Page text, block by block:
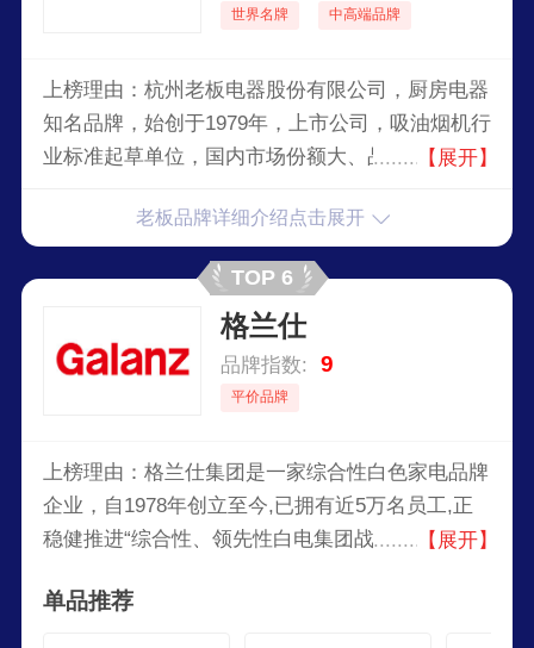
世界名牌 中高端品牌
上榜理由：杭州老板电器股份有限公司，厨房电器
知名品牌，始创于1979年，上市公司，吸油烟机行
业标准起草单位，国内市场份额大、品牌价值高、
【展开】
老板品牌详细介绍点击展开
TOP 6
格兰仕
品牌指数: 9
平价品牌
上榜理由：格兰仕集团是一家综合性白色家电品牌
企业，自1978年创立至今,已拥有近5万名员工,正
稳健推进“综合性、领先性白电集团战略”。格兰仕
百姓”，其中微波炉、空调、洗衣机、烤箱、光波
【展开】
单品推荐